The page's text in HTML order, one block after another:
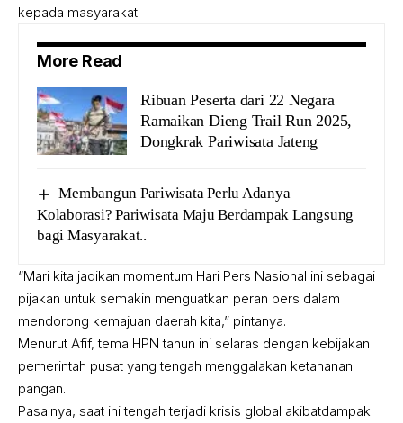
kepada masyarakat.
More Read
Ribuan Peserta dari 22 Negara
Ramaikan Dieng Trail Run 2025,
Dongkrak Pariwisata Jateng
‎Membangun Pariwisata Perlu Adanya
Kolaborasi? Pariwisata Maju Berdampak Langsung
bagi Masyarakat..
“Mari kita jadikan momentum Hari Pers Nasional ini sebagai
pijakan untuk semakin menguatkan peran pers dalam
mendorong kemajuan daerah kita,” pintanya.
Menurut Afif, tema HPN tahun ini selaras dengan kebijakan
pemerintah pusat yang tengah menggalakan ketahanan
pangan.
Pasalnya, saat ini tengah terjadi krisis global akibatdampak